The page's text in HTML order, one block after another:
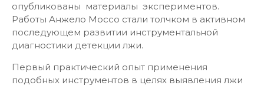
опубликованы материалы экспериментов.
Работы Анжело Моссо стали толчком в активном
последующем развитии инструментальной
диагностики детекции лжи.
Первый практический опыт применения
подобных инструментов в целях выявления лжи